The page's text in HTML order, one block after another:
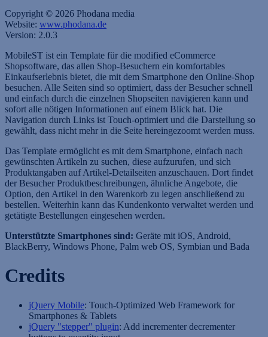
Copyright © 2026 Phodana media
Website: www.phodana.de
Version: 2.0.3
MobileST ist ein Template für die modified eCommerce
Shopsoftware, das allen Shop-Besuchern ein komfortables
Einkaufserlebnis bietet, die mit dem Smartphone den Online-Shop
besuchen. Alle Seiten sind so optimiert, dass der Besucher schnell
und einfach durch die einzelnen Shopseiten navigieren kann und
sofort alle nötigen Informationen auf einem Blick hat. Die
Navigation durch Links ist Touch-optimiert und die Darstellung so
gewählt, dass nicht mehr in die Seite hereingezoomt werden muss.
Das Template ermöglicht es mit dem Smartphone, einfach nach
gewünschten Artikeln zu suchen, diese aufzurufen, und sich
Produktangaben auf Artikel-Detailseiten anzuschauen. Dort findet
der Besucher Produktbeschreibungen, ähnliche Angebote, die
Option, den Artikel in den Warenkorb zu legen anschließend zu
bestellen. Weiterhin kann das Kundenkonto verwaltet werden und
getätigte Bestellungen eingesehen werden.
Unterstützte Smartphones sind: Geräte mit iOS, Android,
BlackBerry, Windows Phone, Palm web OS, Symbian und Bada
Credits
jQuery Mobile: Touch-Optimized Web Framework for
Smartphones & Tablets
jQuery "stepper" plugin: Add incrementer decrementer